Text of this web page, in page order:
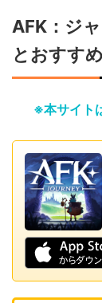
AFK：ジ
とおすす
※本サイト